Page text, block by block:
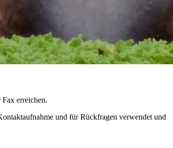
erreichen.
und für Rückfragen verwendet und